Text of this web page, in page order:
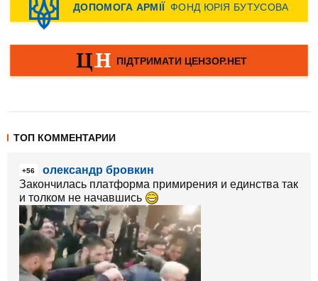
ТОП КОММЕНТАРИИ
+56
олександр бровкин
Закончилась платформа примирения и единства так
и толком не начавшись